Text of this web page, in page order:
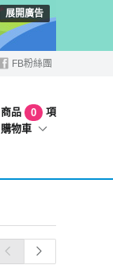
展開廣告
FB粉絲團
商品 0
項
購物車